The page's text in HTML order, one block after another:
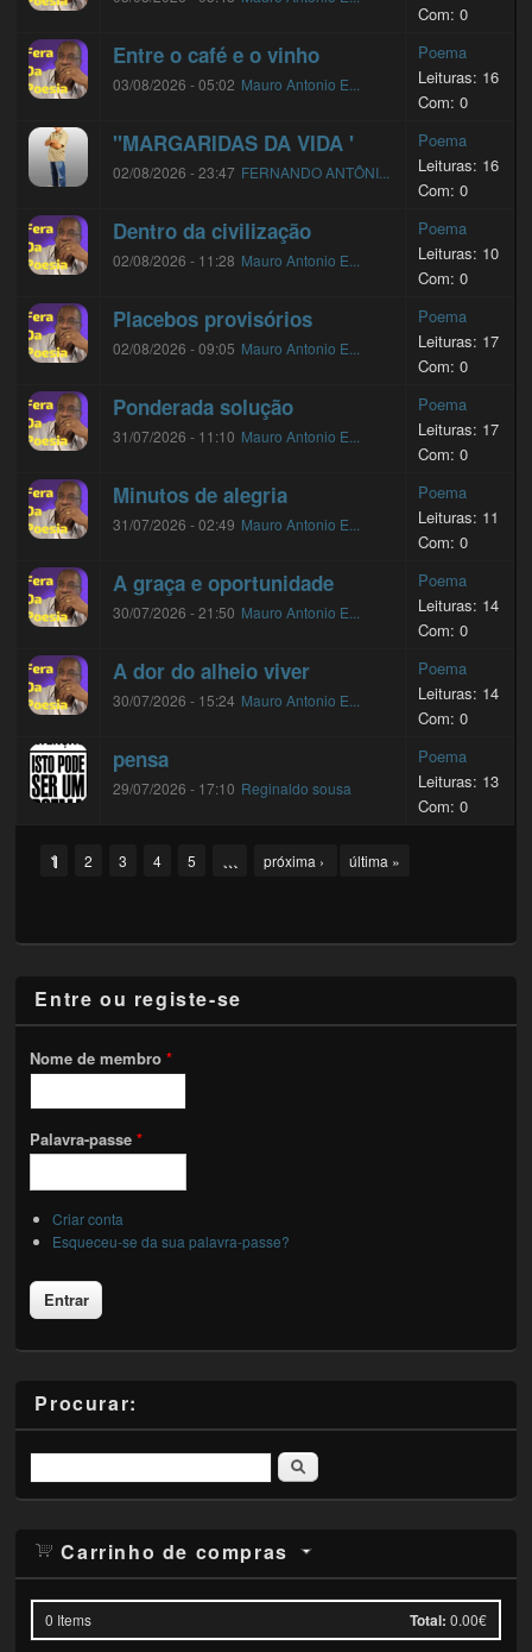
Com: 0
Entre o café e o vinho
03/08/2026 - 05:02 Mauro Antonio E...
Poema
Leituras: 16
Com: 0
"MARGARIDAS DA VIDA '
02/08/2026 - 23:47 FERNANDO ANTÔNI...
Poema
Leituras: 16
Com: 0
Dentro da civilização
02/08/2026 - 11:28 Mauro Antonio E...
Poema
Leituras: 10
Com: 0
Placebos provisórios
02/08/2026 - 09:05 Mauro Antonio E...
Poema
Leituras: 17
Com: 0
Ponderada solução
31/07/2026 - 11:10 Mauro Antonio E...
Poema
Leituras: 17
Com: 0
Minutos de alegria
31/07/2026 - 02:49 Mauro Antonio E...
Poema
Leituras: 11
Com: 0
A graça e oportunidade
30/07/2026 - 21:50 Mauro Antonio E...
Poema
Leituras: 14
Com: 0
A dor do alheio viver
30/07/2026 - 15:24 Mauro Antonio E...
Poema
Leituras: 14
Com: 0
pensa
29/07/2026 - 17:10 Reginaldo sousa
Poema
Leituras: 13
Com: 0
Pages
1 2 3 4 5 … próxima › última »
Entre ou registe-se
Nome de membro*
Palavra-passe*
Criar conta
Esqueceu-se da sua palavra-passe?
Procurar:
Pesquisar
Carrinho de compras
0 Items Total: 0.00€